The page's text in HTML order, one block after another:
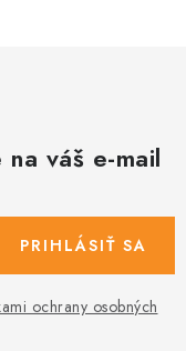
váš e-mail
ochrany osobných
PRIHLÁSIŤ SA